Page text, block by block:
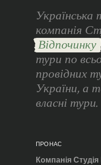
компанія
Відпочинку
тури по
провідних
України, а
власні тури.
ПРО НАС
Компанія